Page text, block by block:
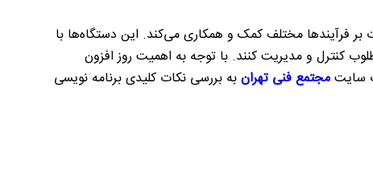
فرآیندها مختلف کمک و همکاری می‌کند. این دستگاه‌ها با
کنترل و مدیریت کنند. با توجه به اهمیت روز‌ افزون
سایتمجتمع فنی تهرانبه بررسی نکات کلیدی برنامه نویسی